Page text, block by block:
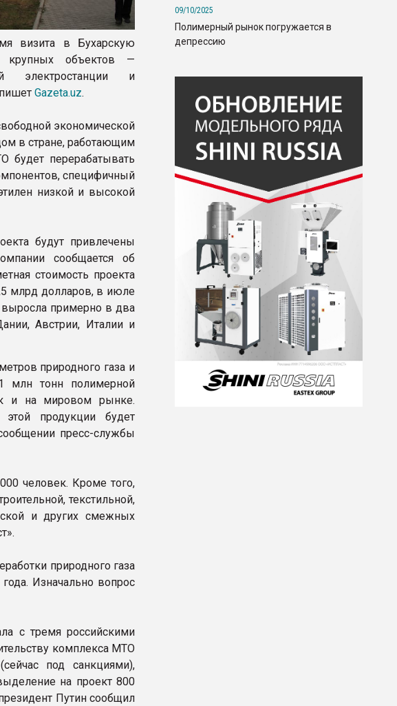
визита в Бухарскую
крупных объектов —
электростанции и
Gazeta.uz.
экономической
в стране, работающим
будет перерабатывать
специфичный
низкой и высокой
будут привлечены
сообщается об
стоимость проекта
млрд долларов, в июле
примерно в два
Австрии, Италии и
природного газа и
млн тонн полимерной
и на мировом рынке.
этой продукции будет
пресс-службы
человек. Кроме того,
текстильной,
и других смежных
природного газа
Изначально вопрос
с тремя российскими
комплекса MTO
под санкциями),
на проект 800
Путин сообщил
09/10/2025
Полимерный рынок погружается в
депрессию